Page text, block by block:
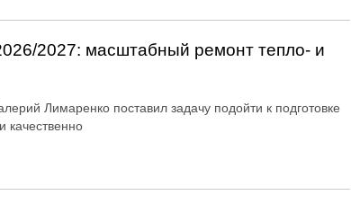
2027: масштабный ремонт тепло- и
Лимаренко поставил задачу подойти к подготовке
качественно